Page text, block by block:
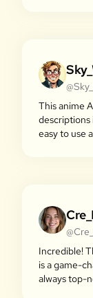
This anime
descriptions
easy to use
Incredible!
is a game-
always top-